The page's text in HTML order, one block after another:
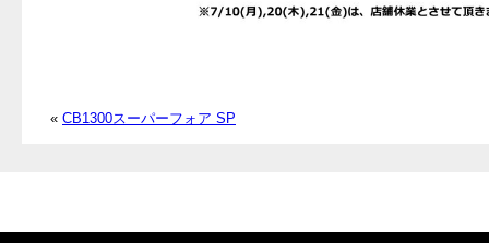
« CB1300スーパーフォア SP